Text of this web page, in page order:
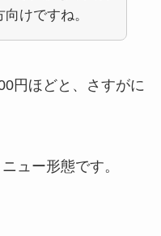
けですね。
円ほどと、さすがに
ュー形態です。